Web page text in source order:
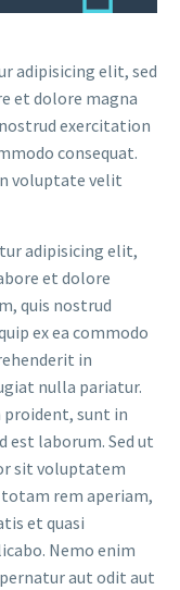
adipisicing elit, sed
et dolore magna
exercitation
consequat.
voluptate velit
adipisicing elit,
et dolore
quis nostrud
ex ea commodo
in
nulla pariatur.
proident, sunt in
est laborum. Sed ut
sit voluptatem
rem aperiam,
et quasi
Nemo enim
aut odit aut